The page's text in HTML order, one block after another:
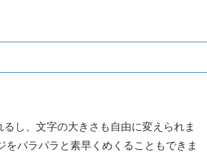
し、文字の大きさも自由に変えられま
パラパラと素早くめくることもできま